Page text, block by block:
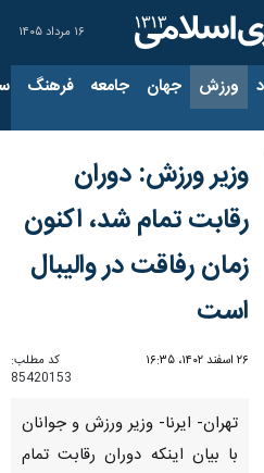
۱۶ مرداد ۱۴۰۵
ورزش جهان جامعه فرهنگ
وزیر ورزش: دوران
رقابت تمام شد، اکنون
زمان رفاقت در والیبال
است
۲۶ اسفند ۱۴۰۲، ۱۶:۳۵
کد مطلب:
85420153
تهران- ایرنا- وزیر ورزش و جوانان
با بیان اینکه دوران رقابت تمام